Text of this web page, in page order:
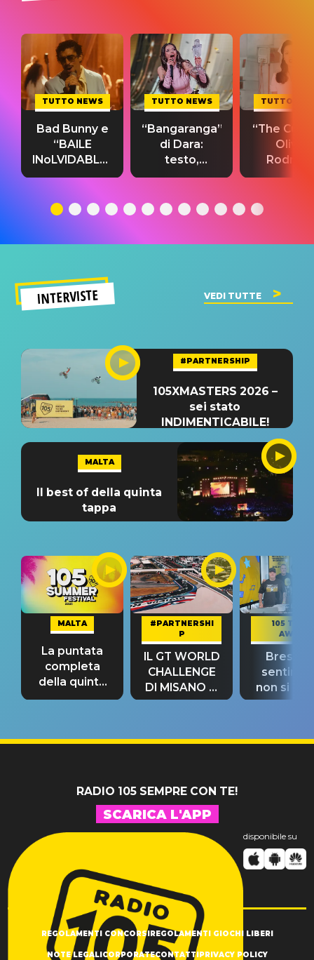
TUTTO NEWS
Bad Bunny e
“BAILE
INoLVIDABLE”:
testo,
significato
TUTTO NEWS
“Bangaranga”
di Dara:
testo,
traduzione e
del singolo
TUTTO
“The
Olivia
testo,
INTERVISTE VEDI TUTTE
#PARTNERSHIP
105XMASTERS 2026 –
sei stato
INDIMENTICABILE!
MALTA
Il best of della quinta
tappa
MALTA
La puntata
completa
della quinta
tappa
#PARTNERSHI
P
IL GT WORLD
CHALLENGE
DI MISANO si
riconferma
105 TAKE
AWAY
Bresh:
non si
fino alla
RADIO 105 SEMPRE CON TE!
SCARICA L'APP
disponibile su
REGOLAMENTI CONCORSIREGOLAMENTI GIOCHI LIBERI
NOTE LEGALICORPORATECONTATTIPRIVACY POLICY